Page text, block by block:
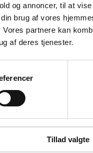
og annoncer, til at
brug af vores
partnere kan
af deres tjenester.
Tillad valgte
100 x
See the
after
news and offers directly in